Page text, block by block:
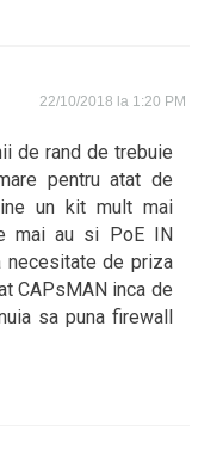
22/10/2018 la 1:20 PM
de rand de trebuie
pentru atat de
un kit mult mai
mai au si PoE IN
necesitate de priza
CAPsMAN inca de
sa puna firewall